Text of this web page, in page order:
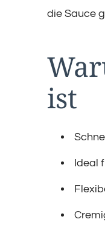
die Sauce
ist
Ideal